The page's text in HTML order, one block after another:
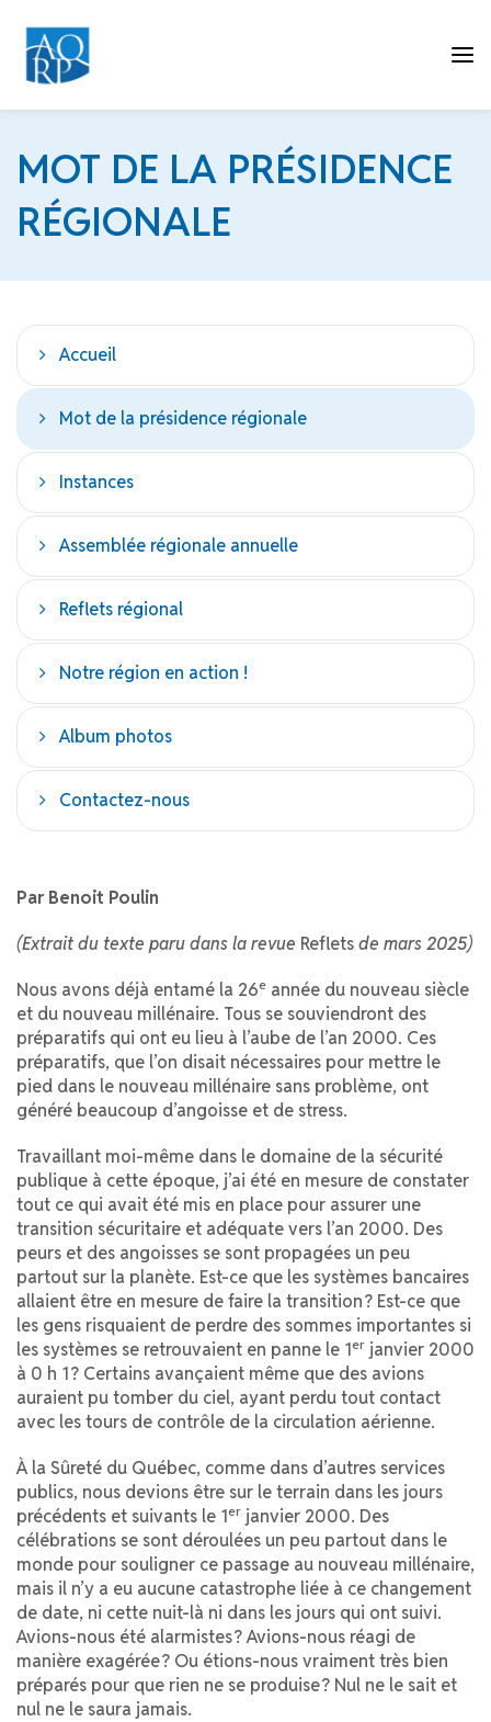
MOT DE LA PRÉSIDENCE
RÉGIONALE
Accueil
Mot de la présidence régionale
Instances
Assemblée régionale annuelle
Reflets régional
Notre région en action !
Album photos
Contactez-nous
Par Benoit Poulin
(Extrait du texte paru dans la revue Refletsde mars 2025)
Nous avons déjà entamé la 26e année du nouveau siècle
et du nouveau millénaire. Tous se souviendront des
préparatifs qui ont eu lieu à l’aube de l’an 2000. Ces
préparatifs, que l’on disait nécessaires pour mettre le
pied dans le nouveau millénaire sans problème, ont
généré beaucoup d’angoisse et de stress.
Travaillant moi-même dans le domaine de la sécurité
publique à cette époque, j’ai été en mesure de constater
tout ce qui avait été mis en place pour assurer une
transition sécuritaire et adéquate vers l’an 2000. Des
peurs et des angoisses se sont propagées un peu
partout sur la planète. Est-ce que les systèmes bancaires
allaient être en mesure de faire la transition ? Est-ce que
les gens risquaient de perdre des sommes importantes si
les systèmes se retrouvaient en panne le 1er janvier 2000
à 0 h 1 ? Certains avançaient même que des avions
auraient pu tomber du ciel, ayant perdu tout contact
avec les tours de contrôle de la circulation aérienne.
À la Sûreté du Québec, comme dans d’autres services
publics, nous devions être sur le terrain dans les jours
précédents et suivants le 1er janvier 2000. Des
célébrations se sont déroulées un peu partout dans le
monde pour souligner ce passage au nouveau millénaire,
mais il n’y a eu aucune catastrophe liée à ce changement
de date, ni cette nuit-là ni dans les jours qui ont suivi.
Avions-nous été alarmistes ? Avions-nous réagi de
manière exagérée ? Ou étions-nous vraiment très bien
préparés pour que rien ne se produise ? Nul ne le sait et
nul ne le saura jamais.